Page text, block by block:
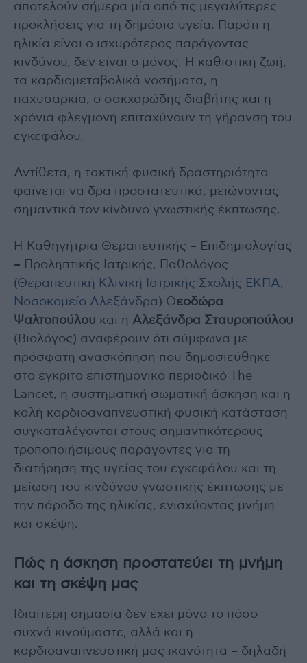
αποτελούν σήμερα μία από τις μεγαλύτερες
προκλήσεις για τη δημόσια υγεία. Παρότι η
ηλικία είναι ο ισχυρότερος παράγοντας
κινδύνου, δεν είναι ο μόνος. Η καθιστική ζωή,
τα καρδιομεταβολικά νοσήματα, η
παχυσαρκία, ο σακχαρώδης διαβήτης και η
χρόνια φλεγμονή επιταχύνουν τη γήρανση του
εγκεφάλου.
Αντίθετα, η τακτική φυσική δραστηριότητα
φαίνεται να δρα προστατευτικά, μειώνοντας
σημαντικά τον κίνδυνο γνωστικής έκπτωσης.
Η Καθηγήτρια Θεραπευτικής – Επιδημιολογίας
– Προληπτικής Ιατρικής, Παθολόγος
(Θεραπευτική Κλινική Ιατρικής Σχολής ΕΚΠΑ,
Νοσοκομείο Αλεξάνδρα ) Θεοδώρα
Ψαλτοπούλου και η Αλεξάνδρα Σταυροπούλου
(Βιολόγος) αναφέρουν ότι σύμφωνα με
πρόσφατη ανασκόπηση που δημοσιεύθηκε
στο έγκριτο επιστημονικό περιοδικό The
Lancet, η συστηματική σωματική άσκηση και η
καλή καρδιοαναπνευστική φυσική κατάσταση
συγκαταλέγονται στους σημαντικότερους
τροποποιήσιμους παράγοντες για τη
διατήρηση της υγείας του εγκεφάλου και τη
μείωση του κινδύνου γνωστικής έκπτωσης με
την πάροδο της ηλικίας, ενισχύοντας μνήμη
και σκέψη.
Πώς η άσκηση προστατεύει τη μνήμη
και τη σκέψη μας
Ιδιαίτερη σημασία δεν έχει μόνο το πόσο
συχνά κινούμαστε, αλλά και η
καρδιοαναπνευστική μας ικανότητα – δηλαδή